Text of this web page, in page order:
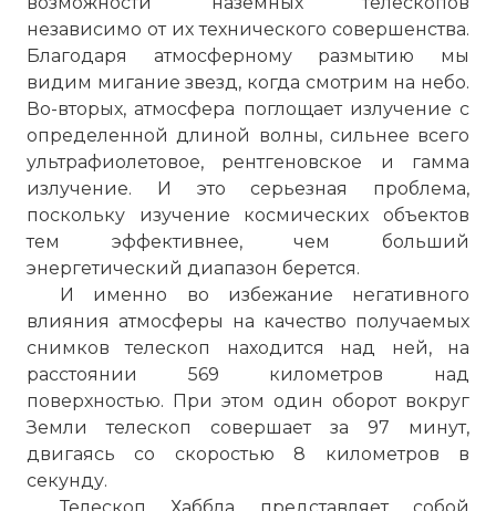
независимо от их технического совершенства.
Благодаря атмосферному размытию мы
видим мигание звезд, когда смотрим на небо.
Во-вторых, атмосфера поглощает излучение с
определенной длиной волны, сильнее всего
ультрафиолетовое, рентгеновское и гамма
излучение. И это серьезная проблема,
поскольку изучение космических объектов
тем эффективнее, чем больший
энергетический диапазон берется.
И именно во избежание негативного
влияния атмосферы на качество получаемых
снимков телескоп находится над ней, на
расстоянии 569 километров над
поверхностью. При этом один оборот вокруг
Земли телескоп совершает за 97 минут,
двигаясь со скоростью 8 километров в
секунду.